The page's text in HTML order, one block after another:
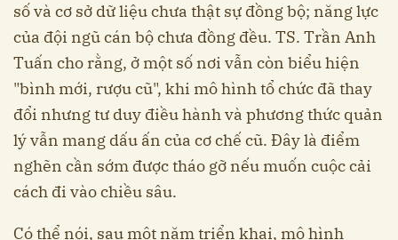
số và cơ sở dữ liệu chưa thật sự đồng bộ; năng lực
của đội ngũ cán bộ chưa đồng đều. TS. Trần Anh
Tuấn cho rằng, ở một số nơi vẫn còn biểu hiện
"bình mới, rượu cũ", khi mô hình tổ chức đã thay
đổi nhưng tư duy điều hành và phương thức quản
lý vẫn mang dấu ấn của cơ chế cũ. Đây là điểm
nghẽn cần sớm được tháo gỡ nếu muốn cuộc cải
cách đi vào chiều sâu.
Có thể nói, sau một năm triển khai, mô hình